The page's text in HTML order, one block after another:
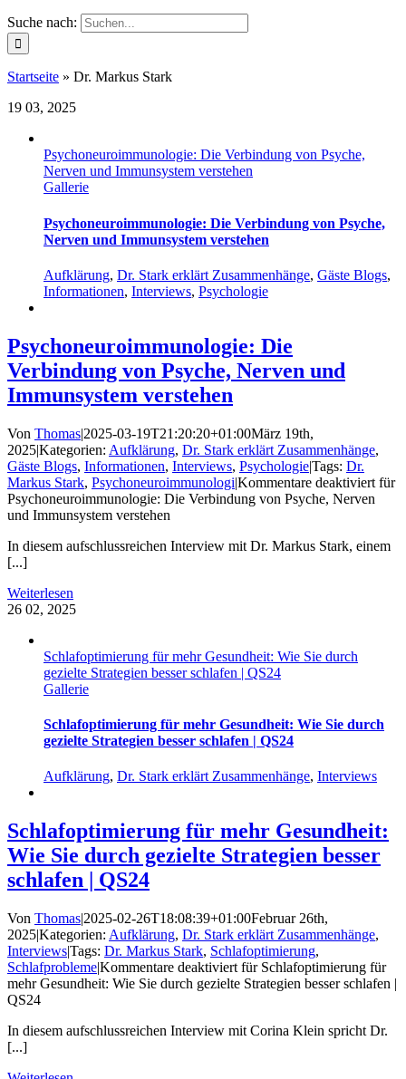
Suche nach:
Startseite » Dr. Markus Stark
19 03, 2025
Psychoneuroimmunologie: Die Verbindung von Psyche,
Nerven und Immunsystem verstehen
Gallerie
Psychoneuroimmunologie: Die Verbindung von Psyche,
Nerven und Immunsystem verstehen
Aufklärung, Dr. Stark erklärt Zusammenhänge, Gäste Blogs,
Informationen, Interviews, Psychologie
Psychoneuroimmunologie: Die
Verbindung von Psyche, Nerven und
Immunsystem verstehen
Von Thomas|2025-03-19T21:20:20+01:00März 19th,
2025|Kategorien: Aufklärung, Dr. Stark erklärt Zusammenhänge,
Gäste Blogs, Informationen, Interviews, Psychologie|Tags: Dr.
Markus Stark, Psychoneuroimmunologi|Kommentare deaktiviert für
Psychoneuroimmunologie: Die Verbindung von Psyche, Nerven
und Immunsystem verstehen
In diesem aufschlussreichen Interview mit Dr. Markus Stark, einem
[...]
Weiterlesen
26 02, 2025
Schlafoptimierung für mehr Gesundheit: Wie Sie durch
gezielte Strategien besser schlafen | QS24
Gallerie
Schlafoptimierung für mehr Gesundheit: Wie Sie durch
gezielte Strategien besser schlafen | QS24
Aufklärung, Dr. Stark erklärt Zusammenhänge, Interviews
Schlafoptimierung für mehr Gesundheit:
Wie Sie durch gezielte Strategien besser
schlafen | QS24
Von Thomas|2025-02-26T18:08:39+01:00Februar 26th,
2025|Kategorien: Aufklärung, Dr. Stark erklärt Zusammenhänge,
Interviews|Tags: Dr. Markus Stark, Schlafoptimierung,
Schlafprobleme|Kommentare deaktiviert für Schlafoptimierung für
mehr Gesundheit: Wie Sie durch gezielte Strategien besser schlafen |
QS24
In diesem aufschlussreichen Interview mit Corina Klein spricht Dr.
[...]